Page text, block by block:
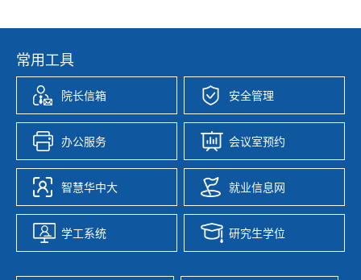
常用工具
院长信箱 安全管理
办公服务 会议室预约
智慧华中大 就业信息网
学工系统 研究生学位